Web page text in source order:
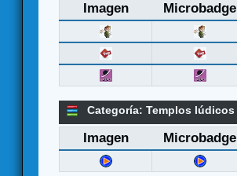
Imagen Microbadge
Categoría: Templos lúdicos
Imagen Microbadge